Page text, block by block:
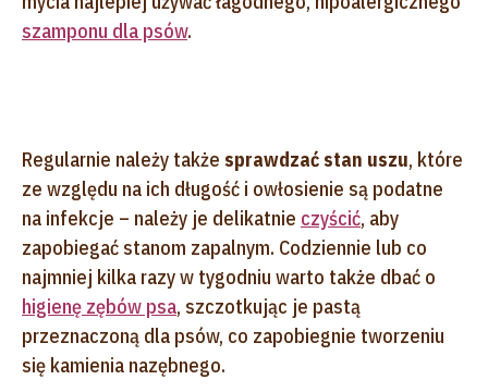
szamponu dla psów.
Regularnie należy także sprawdzać stan uszu, które
ze względu na ich długość i owłosienie są podatne
na infekcje – należy je delikatnie czyścić, aby
zapobiegać stanom zapalnym. Codziennie lub co
najmniej kilka razy w tygodniu warto także dbać o
higienę zębów psa, szczotkując je pastą
przeznaczoną dla psów, co zapobiegnie tworzeniu
się kamienia nazębnego.